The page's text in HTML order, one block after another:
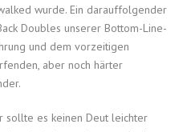
wurde. Ein darauffolgender
Doubles unserer Bottom-Line-
und dem vorzeitigen
aber noch härter
sollte es keinen Deut leichter